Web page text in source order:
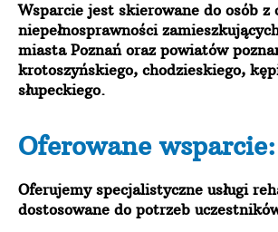
Wsparcie jest skierowane do osób z
niepełnosprawności
miasta Poznań oraz powiatów
krotoszyńskiego, chodzieskiego,
słupeckiego.
Oferowane wsparcie:
Oferujemy specjalistyczne usługi
dostosowane do potrzeb